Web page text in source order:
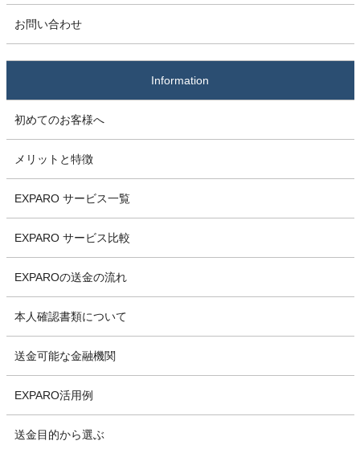
お問い合わせ
Information
初めてのお客様へ
メリットと特徴
EXPARO サービス一覧
EXPARO サービス比較
EXPAROの送金の流れ
本人確認書類について
送金可能な金融機関
EXPARO活用例
送金目的から選ぶ